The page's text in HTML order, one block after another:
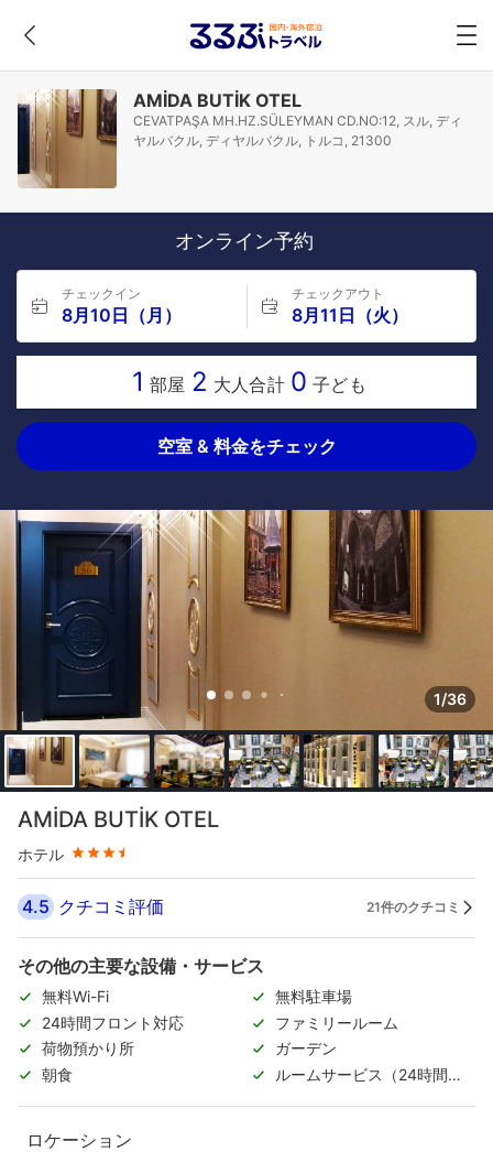
AMİDA BUTİK OTEL
CEVATPAŞA MH.HZ.SÜLEYMAN CD.NO:12, スル, ディ
ヤルバクル, ディヤルバクル, トルコ, 21300
オンライン予約
チェックイン
8月10日（月）
チェックアウト
8月11日（火）
1 部屋 2 大人合計 0 子ども
空室 & 料金をチェック
1/36
AMİDA BUTİK OTEL
ホテル
星評価 3.5つ星
4.5 クチコミ評価 21件のクチコミ
その他の主要な設備・サービス
無料Wi-Fi
無料駐車場
24時間フロント対応
ファミリールーム
荷物預かり所
ガーデン
朝食
ルームサービス（24時間対
ロケーション